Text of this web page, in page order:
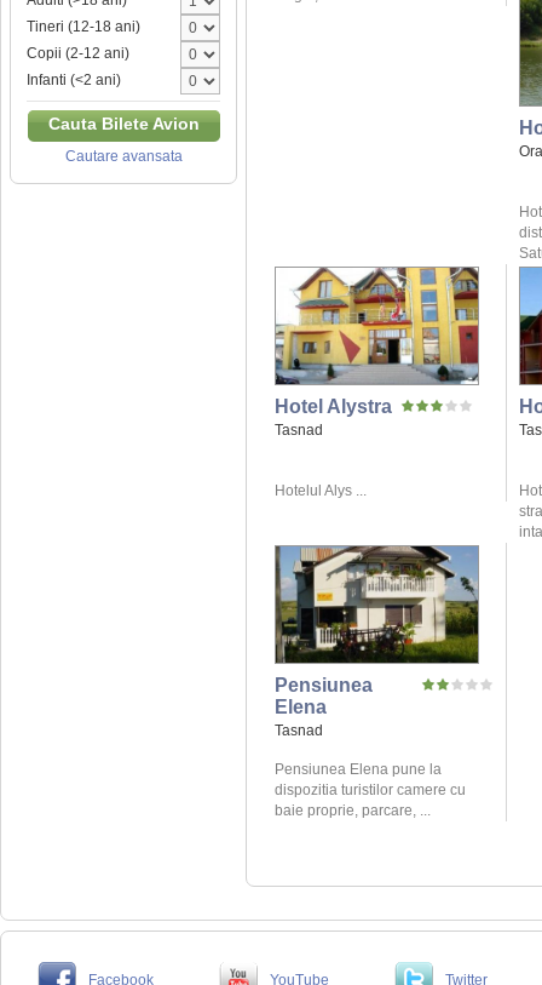
Tineri (12-18 ani)
Copii (2-12 ani)
Infanti (<2 ani)
Cauta Bilete Avion
Cautare avansata
Hotel Alystra
Tasnad
Hotelul Alys ...
Pensiunea
Elena
Tasnad
Pensiunea Elena pune la
dispozitia turistilor camere cu
baie proprie, parcare, ...
Facebook YouTube Twitter